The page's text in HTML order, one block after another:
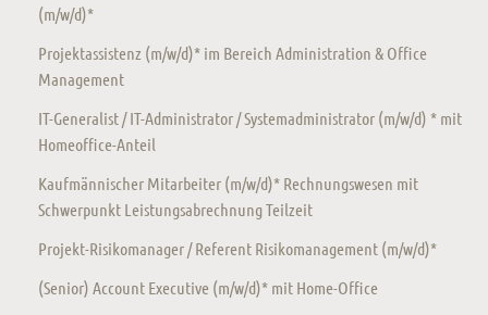
(m/w/d)*
Projektassistenz (m/w/d)* im Bereich Administration & Office
Management
IT-Generalist / IT-Administrator / Systemadministrator (m/w/d) * mit
Homeoffice-Anteil
Kaufmännischer Mitarbeiter (m/w/d)* Rechnungswesen mit
Schwerpunkt Leistungsabrechnung Teilzeit
Projekt-Risikomanager / Referent Risikomanagement (m/w/d)*
(Senior) Account Executive (m/w/d)* mit Home-Office